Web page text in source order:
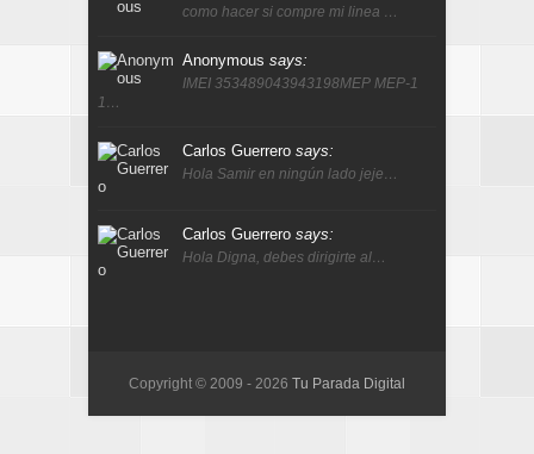
como hacer si compre mi linea …
Anonymous says:
IMEI 353489043943198MEP MEP-1
1…
Carlos Guerrero says:
Hola Samir en ningún lado jeje…
Carlos Guerrero says:
Hola Digna, debes dirigirte al…
Copyright © 2009 - 2026 Tu Parada Digital